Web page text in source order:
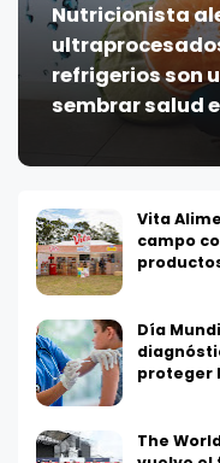
Nutricionista
refrigerios son
sembrar salud
Vita
campo
Día
proteger
The